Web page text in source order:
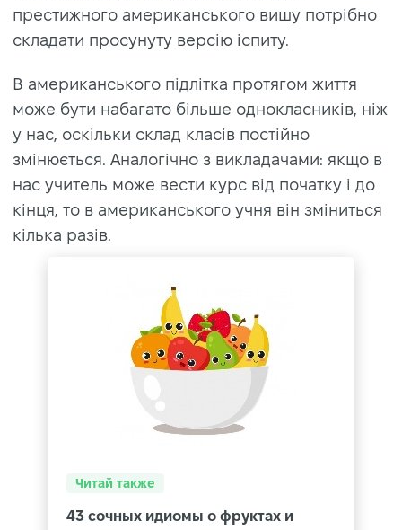
престижного американського вишу потрібно
складати просунуту версію іспиту.
В американського підлітка протягом життя
може бути набагато більше однокласників, ніж
у нас, оскільки склад класів постійно
змінюється. Аналогічно з викладачами: якщо в
нас учитель може вести курс від початку і до
кінця, то в американського учня він зміниться
кілька разів.
Читай также
43 сочных идиомы о фруктах и